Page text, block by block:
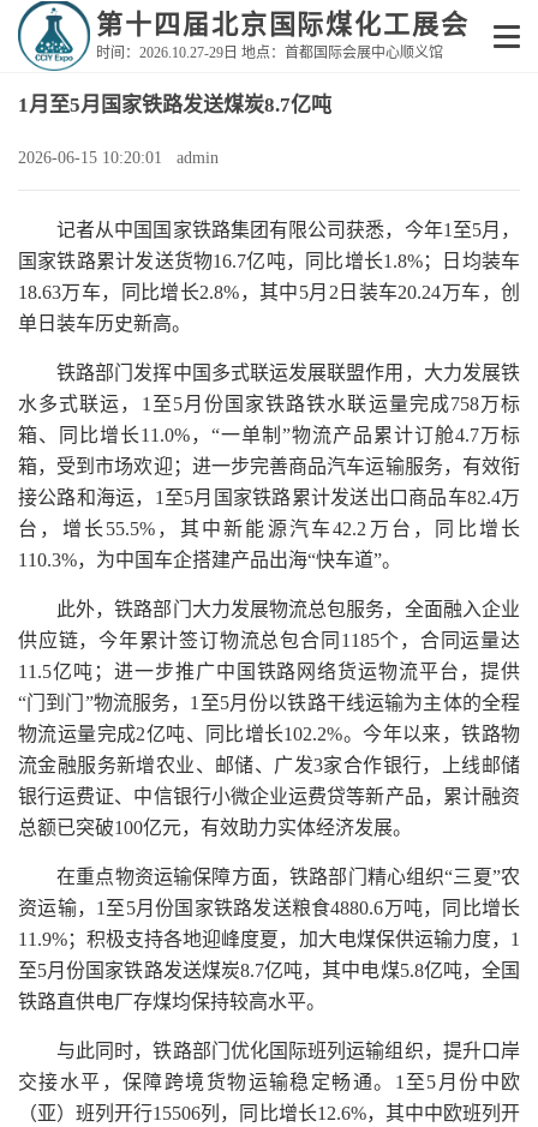
第十四届北京国际煤化工展会
时间：2026.10.27-29日 地点：首都国际会展中心顺义馆
1月至5月国家铁路发送煤炭8.7亿吨
2026-06-15 10:20:01 admin
记者从中国国家铁路集团有限公司获悉，今年1至5月，
国家铁路累计发送货物16.7亿吨，同比增长1.8%；日均装车
18.63万车，同比增长2.8%，其中5月2日装车20.24万车，创
单日装车历史新高。
铁路部门发挥中国多式联运发展联盟作用，大力发展铁
水多式联运，1至5月份国家铁路铁水联运量完成758万标
箱、同比增长11.0%，“一单制”物流产品累计订舱4.7万标
箱，受到市场欢迎；进一步完善商品汽车运输服务，有效衔
接公路和海运，1至5月国家铁路累计发送出口商品车82.4万
台，增长55.5%，其中新能源汽车42.2万台，同比增长
110.3%，为中国车企搭建产品出海“快车道”。
此外，铁路部门大力发展物流总包服务，全面融入企业
供应链，今年累计签订物流总包合同1185个，合同运量达
11.5亿吨；进一步推广中国铁路网络货运物流平台，提供
“门到门”物流服务，1至5月份以铁路干线运输为主体的全程
物流运量完成2亿吨、同比增长102.2%。今年以来，铁路物
流金融服务新增农业、邮储、广发3家合作银行，上线邮储
银行运费证、中信银行小微企业运费贷等新产品，累计融资
总额已突破100亿元，有效助力实体经济发展。
在重点物资运输保障方面，铁路部门精心组织“三夏”农
资运输，1至5月份国家铁路发送粮食4880.6万吨，同比增长
11.9%；积极支持各地迎峰度夏，加大电煤保供运输力度，1
至5月份国家铁路发送煤炭8.7亿吨，其中电煤5.8亿吨，全国
铁路直供电厂存煤均保持较高水平。
与此同时，铁路部门优化国际班列运输组织，提升口岸
交接水平，保障跨境货物运输稳定畅通。1至5月份中欧
（亚）班列开行15506列，同比增长12.6%，其中中欧班列开